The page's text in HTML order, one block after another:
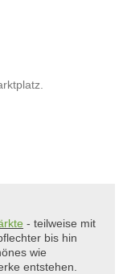
- teilweise mit
bis hin
wie
entstehen.